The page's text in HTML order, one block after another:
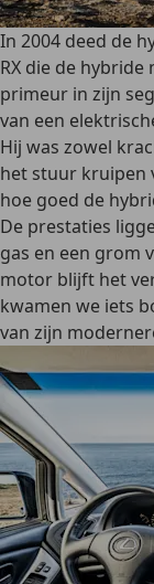
In 2004 deed de
RX die de
primeur in zijn
van een
Hij was zowel
het stuur kruipen
hoe goed de
De prestaties
gas en een grom
motor blijft het
kwamen we iets
van zijn